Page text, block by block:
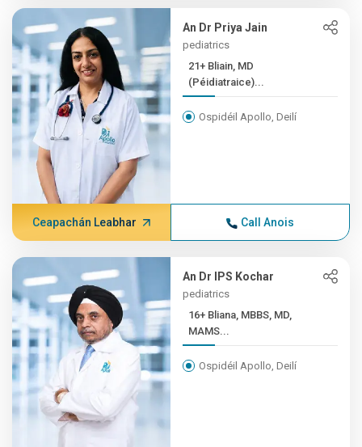
An Dr Priya Jain
pediatrics
21+ Bliain, MD
(Péidiatraice)...
Ospidéil Apollo, Deilí
Ceapachán Leabhar Call Anois
An Dr IPS Kochar
pediatrics
16+ Bliana, MBBS, MD,
MAMS...
Ospidéil Apollo, Deilí